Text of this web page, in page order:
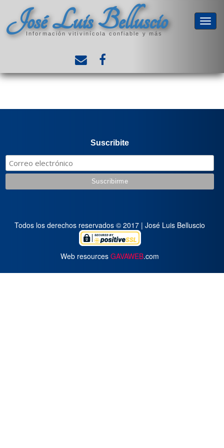
José Luis Belluscio
Información vitivinícola confiable y más
Suscribite
Todos los derechos reservados © 2017 | José Luis Belluscio
Web resources GAVAWEB.com